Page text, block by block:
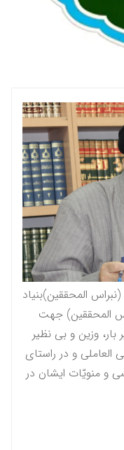
المحققين)بنیاد
المحققين) جهت
وزین و بی نظیر
العاملى و در راستاى
و منویّات ايشان در